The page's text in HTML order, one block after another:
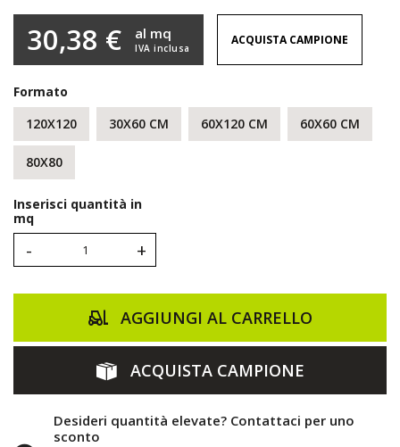
30,38 € IVA inclusa
al mq ACQUISTA CAMPIONE
Formato
120X120
30X60 CM 60X120 CM 60X60 CM
80X80
Inserisci quantità in
mq
- +
AGGIUNGI AL CARRELLO
ACQUISTA CAMPIONE
Desideri quantità elevate? Contattaci per uno
sconto